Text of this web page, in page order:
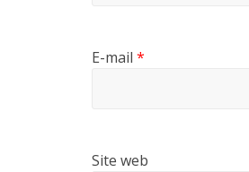
E-mail *
Site web